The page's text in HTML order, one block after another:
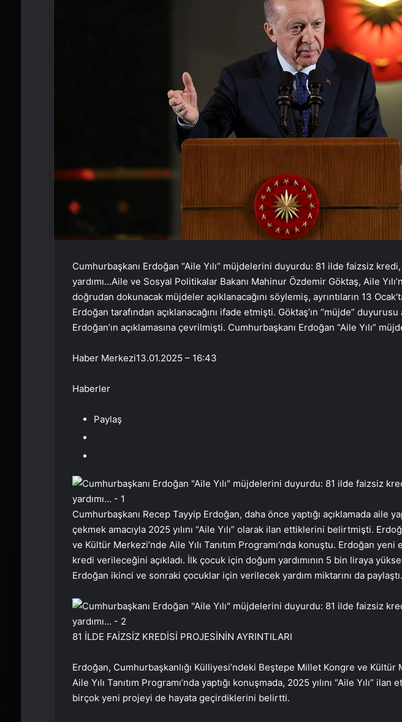
Cumhurbaşkanı Erdoğan “Aile Yılı” müjdelerini duyurdu: 81 ilde faizsiz
yardımı…Aile ve Sosyal Politikalar Bakanı Mahinur Özdemir Göktaş, Aile
doğrudan dokunacak müjdeler açıklanacağını söylemiş, ayrıntıların 13
Erdoğan tarafından açıklanacağını ifade etmişti. Göktaş’ın “müjde”
Erdoğan’ın açıklamasına çevrilmişti. Cumhurbaşkanı Erdoğan “Aile Yılı”
Haber Merkezi13.01.2025 – 16:43
Haberler
Paylaş
Cumhurbaşkanı Recep Tayyip Erdoğan, daha önce yaptığı açıklamada aile
çekmek amacıyla 2025 yılını “Aile Yılı” olarak ilan ettiklerini belirtmişti.
ve Kültür Merkezi’nde Aile Yılı Tanıtım Programı’nda konuştu. Erdoğan
kredi verileceğini açıkladı. İlk çocuk için doğum yardımının 5 bin liraya
Erdoğan ikinci ve sonraki çocuklar için verilecek yardım miktarını da paylaştı.
81 İLDE FAİZSİZ KREDİSİ PROJESİNİN AYRINTILARI
Erdoğan, Cumhurbaşkanlığı Külliyesi’ndeki Beştepe Millet Kongre ve Kültür
Aile Yılı Tanıtım Programı’nda yaptığı konuşmada, 2025 yılını “Aile Yılı”
birçok yeni projeyi de hayata geçirdiklerini belirtti.